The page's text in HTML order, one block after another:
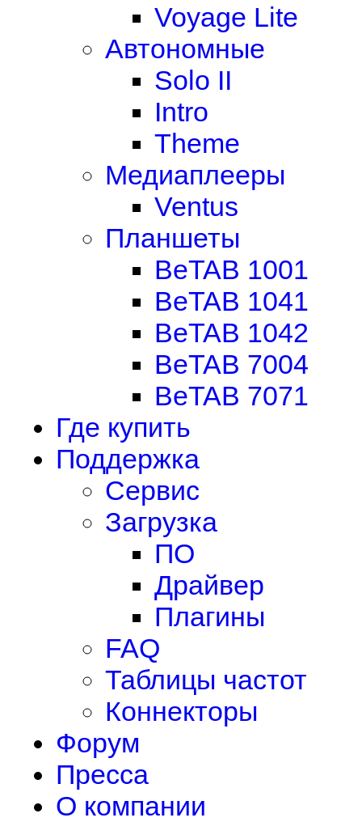
Voyage Lite
Автономные
Solo II
Intro
Theme
Медиаплееры
Ventus
Планшеты
BeTAB 1001
BeTAB 1041
BeTAB 1042
BeTAB 7004
BeTAB 7071
Где купить
Поддержка
Сервис
Загрузка
ПО
Драйвер
Плагины
FAQ
Таблицы частот
Коннекторы
Форум
Пресса
О компании